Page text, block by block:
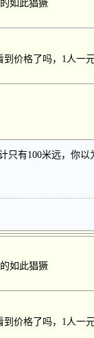
如此猖獗
价格了吗，1人一
只有100米远，你
如此猖獗
价格了吗，1人一